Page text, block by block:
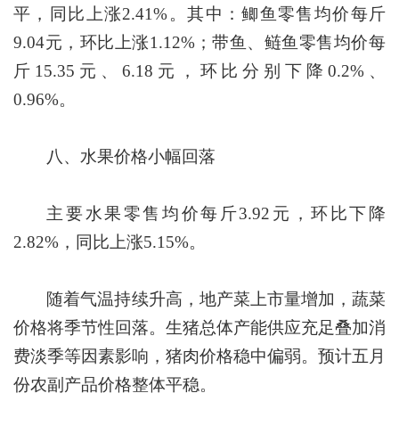
平，同比上涨2.41%。其中：鲫鱼零售均价每斤
9.04元，环比上涨1.12%；带鱼、鲢鱼零售均价每
斤15.35元、6.18元，环比分别下降0.2%、
0.96%。
八、水果价格小幅回落
主要水果零售均价每斤3.92元，环比下降
2.82%，同比上涨5.15%。
随着气温持续升高，地产菜上市量增加，蔬菜
价格将季节性回落。生猪总体产能供应充足叠加消
费淡季等因素影响，猪肉价格稳中偏弱。预计五月
份农副产品价格整体平稳。